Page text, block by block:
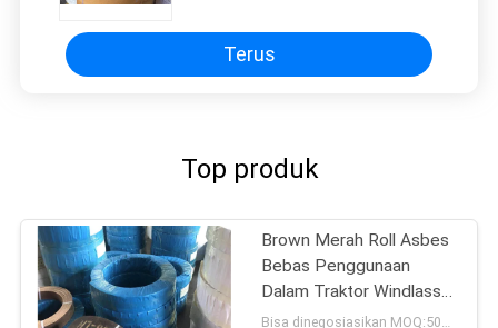
Terus
Top produk
Brown Merah Roll Asbes
Bebas Penggunaan
Dalam Traktor Windlass
Brake Lining